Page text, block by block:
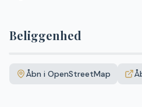
Beliggenhed
+Åbn i OpenStreetMap